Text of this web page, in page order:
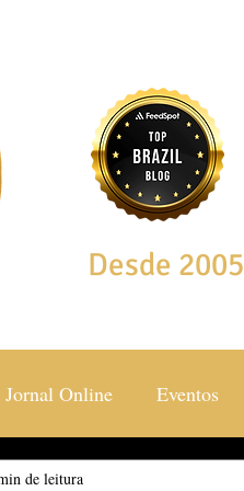
Desde 2005
Jornal Online Eventos
& Estilos
de leitura